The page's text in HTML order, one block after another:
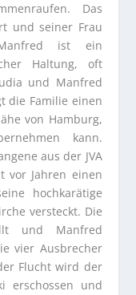
Das
und seiner Frau
ist ein
Haltung, oft
und Manfred
die Familie einen
von Hamburg,
kann.
aus der JVA
vor Jahren einen
hochkarätige
versteckt. Die
und Manfred
vier Ausbrecher
Flucht wird der
erschossen und